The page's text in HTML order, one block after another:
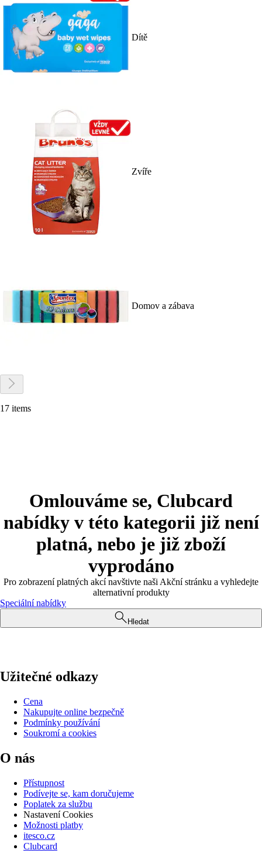
Dítě
Zvíře
Domov a zábava
17 items
Omlouváme se, Clubcard
nabídky v této kategorii již není
platná, nebo je již zboží
vyprodáno
Pro zobrazení platných akcí navštivte naši Akční stránku a vyhledejte
alternativní produkty
Speciální nabídky
Hledat
Užitečné odkazy
Cena
Nakupujte online bezpečně
Podmínky používání
Soukromí a cookies
O nás
Přístupnost
Podívejte se, kam doručujeme
Poplatek za službu
Nastavení Cookies
Možnosti platby
itesco.cz
Clubcard